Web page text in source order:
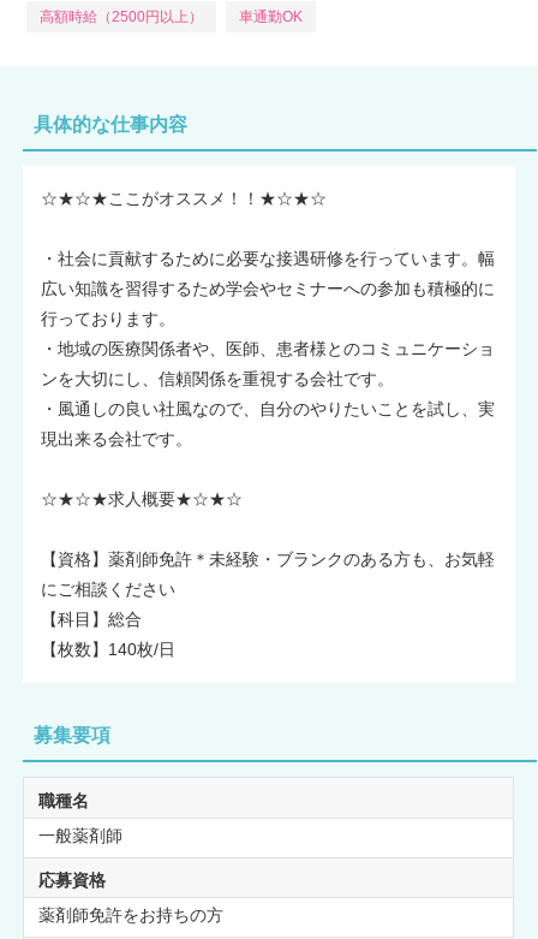
高額時給（2500円以上） 車通勤OK
具体的な仕事内容
☆★☆★ここがオススメ！！★☆★☆
・社会に貢献するために必要な接遇研修を行っています。幅
広い知識を習得するため学会やセミナーへの参加も積極的に
行っております。
・地域の医療関係者や、医師、患者様とのコミュニケーショ
ンを大切にし、信頼関係を重視する会社です。
・風通しの良い社風なので、自分のやりたいことを試し、実
現出来る会社です。
☆★☆★求人概要★☆★☆
【資格】薬剤師免許＊未経験・ブランクのある方も、お気軽
にご相談ください
【科目】総合
【枚数】140枚/日
募集要項
職種名
一般薬剤師
応募資格
薬剤師免許をお持ちの方